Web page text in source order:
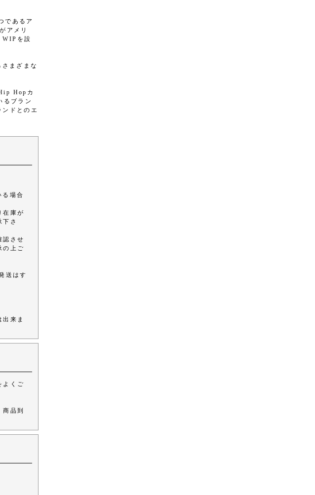
であるア
アメリ
WIPを設
まざまな
Hopカ
ブラン
ドとのエ
場合
在庫が
さ
認させ
の上ご
送はす
来ま
よくご
品到